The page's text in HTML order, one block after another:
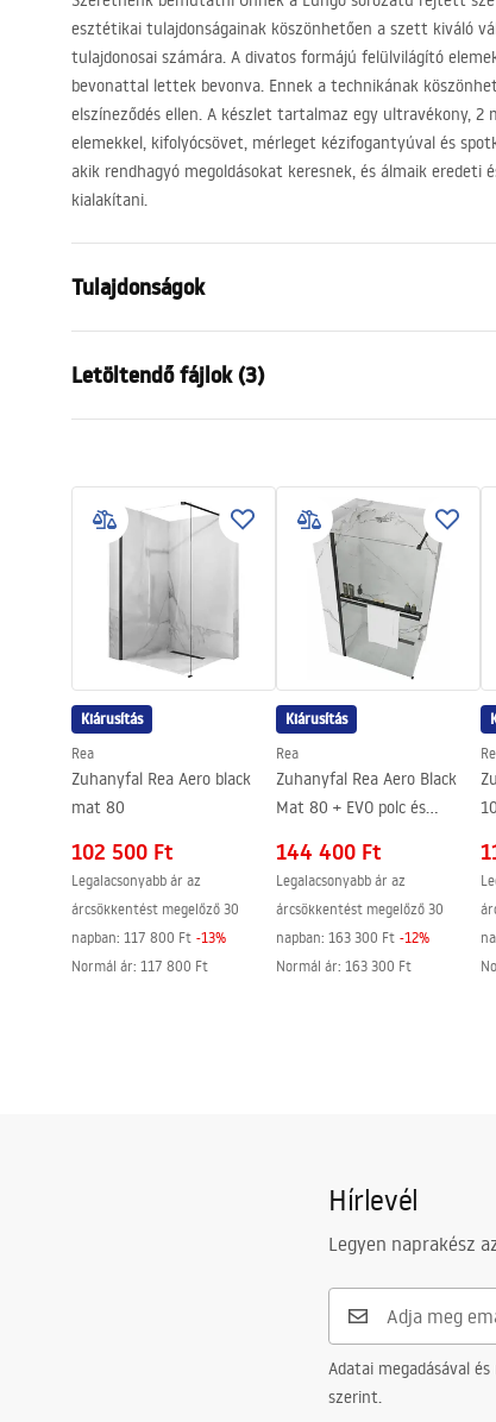
esztétikai tulajdonságainak köszönhetően a szett kiváló
tulajdonosai számára. A divatos formájú felülvilágító
bevonattal lettek bevonva. Ennek a technikának
elszíneződés ellen. A készlet tartalmaz egy ultravékony, 2
elemekkel, kifolyócsövet, mérleget kézifogantyúval és
akik rendhagyó megoldásokat keresnek, és álmaik eredeti
kialakítani.
Tulajdonságok
Anyag
Csaptelep típusa
Magasságállítás
Kádkifolyó
Igen,
Nyomásszabályozás
Anti-Calc rendszer
Bevonási technológia
Garancia
24
Letöltendő fájlok (3)
Safety_Information_Shower_set.p
df
Összeszerelési útmutató
shower_set.pdf
Kiárusítás
Rea
Zuhanyfal Rea Aero black
mat 80
102 500 Ft
Legalacsonyabb ár az
árcsökkentést megelőző 30
napban: 117 800 Ft -13%
Normál ár: 117 800 Ft
Kiárusítás
Rea
Zuhanyfal Rea Aero Black
Mat 80 + EVO polc és
144 400 Ft
Legalacsonyabb ár az
árcsökkentést megelőző 30
napban: 163 300 Ft -12%
Normál ár: 163 300 Ft
Hírlevél
Legyen naprakész
Adatai megadásával
szerint.